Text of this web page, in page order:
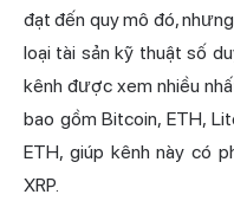
đạt đến quy mô đó,
loại tài sản kỹ thuật số
kênh được xem nhiều
bao gồm Bitcoin, ETH,
ETH, giúp kênh này có
XRP.